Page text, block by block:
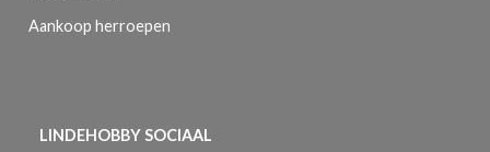
Aankoop herroepen
LINDEHOBBY SOCIAAL